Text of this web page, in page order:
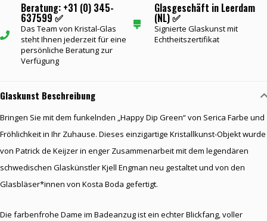
Beratung: +31 (0) 345-
637599 ✅
Das Team von Kristal-Glas
steht Ihnen jederzeit für eine
persönliche Beratung zur
Verfügung
Glasgeschäft in Leerdam
(NL) ✅
Signierte Glaskunst mit
Echtheitszertifikat
Glaskunst Beschreibung
Bringen Sie mit dem funkelnden „Happy Dip Green“ von Serica Farbe und
Fröhlichkeit in Ihr Zuhause. Dieses einzigartige Kristallkunst-Objekt wurde
von Patrick de Keijzer in enger Zusammenarbeit mit dem legendären
schwedischen Glaskünstler Kjell Engman neu gestaltet und von den
Glasbläser*innen von Kosta Boda gefertigt.
Die farbenfrohe Dame im Badeanzug ist ein echter Blickfang, voller